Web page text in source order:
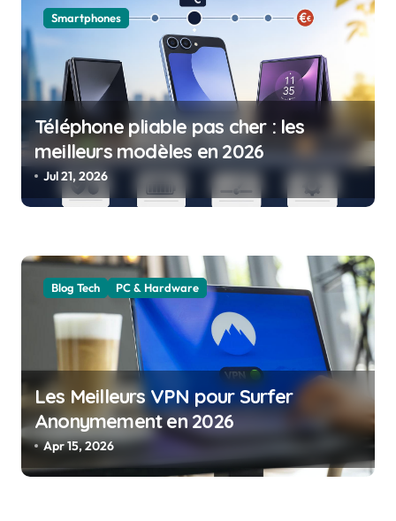
i
g
a
t
i
o
Smartphones
Téléphone pliable pas cher : les
meilleurs modèles en 2026
Jul 21, 2026
Blog Tech PC & Hardware
Les Meilleurs VPN pour Surfer
Anonymement en 2026
Apr 15, 2026